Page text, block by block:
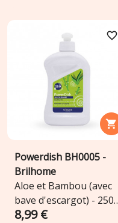

favorite_border
Powerdish BH0005 -
Brilhome
Aloe et Bambou (avec
bave d'escargot) - 250
lavages
8,99 €